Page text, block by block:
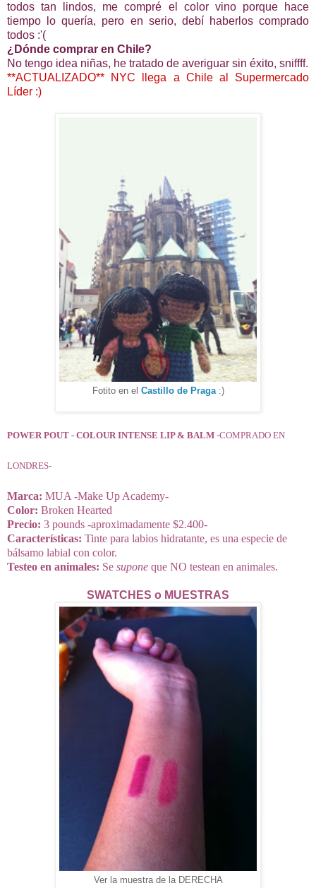
todos tan lindos, me compré el color vino porque hace
tiempo lo quería, pero en serio, debí haberlos comprado
todos :'(
¿Dónde comprar en Chile?
No tengo idea niñas, he tratado de averiguar sin éxito, sniffff.
**ACTUALIZADO** NYC llega a Chile al Supermercado
Líder :)
Fotito en el Castillo de Praga:)
POWER POUT - COLOUR INTENSE LIP & BALM -COMPRADO EN
LONDRES-
Marca: MUA -Make Up Academy-
Color: Broken Hearted
Precio: 3 pounds -aproximadamente $2.400-
Características: Tinte para labios hidratante, es una especie de
bálsamo labial con color.
Testeo en animales: Se supone que NO testean en animales.
SWATCHES o MUESTRAS
Ver la muestra de la DERECHA